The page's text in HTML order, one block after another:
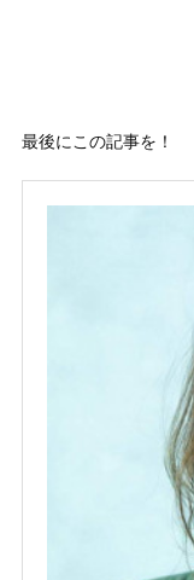
最後にこの記事を！